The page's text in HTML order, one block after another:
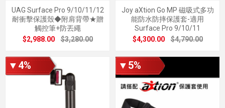
UAG Surface Pro 9/10/11/12
耐衝擊保護殼◆附肩背帶★贈
觸控筆+防丟繩
$2,988.00
$3,280.00
Joy aXtion Go MP 磁吸式多功
能防水防摔保護套-適用
Surface Pro 9/10/11
$4,300.00
$4,790.00
▼4% ▼5%